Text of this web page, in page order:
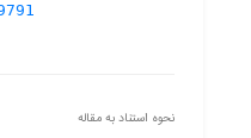
نحوه استناد به مقاله